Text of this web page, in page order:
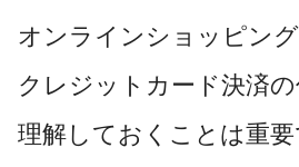
オンラインショッピング
クレジットカード決済
理解しておくことは重要